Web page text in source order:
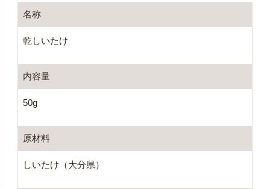
名称
乾しいたけ
内容量
50g
原材料
しいたけ（大分県）